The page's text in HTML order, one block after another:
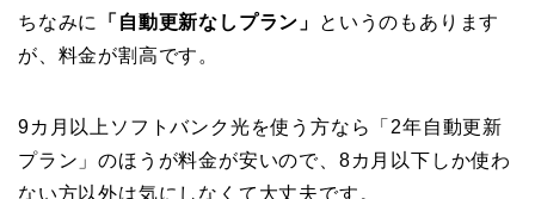
ちなみに 「自動更新なしプラン」
というのもあります
が、料金が割高です。
9カ月以上ソフトバンク光を使う方なら「2年自動更新
プラン」のほうが料金が安いので、8カ月以下しか使わ
ない方以外は気にしなくて大丈夫です。